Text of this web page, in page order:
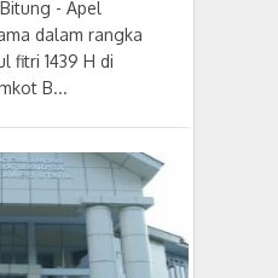
- Apel
dalam rangka
fitri 1439 H di
B...